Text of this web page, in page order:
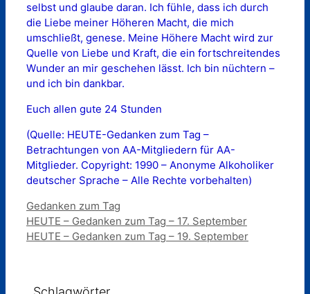
selbst und glaube daran. Ich fühle, dass ich durch
die Liebe meiner Höheren Macht, die mich
umschließt, genese. Meine Höhere Macht wird zur
Quelle von Liebe und Kraft, die ein fortschreitendes
Wunder an mir geschehen lässt. Ich bin nüchtern –
und ich bin dankbar.
Euch allen gute 24 Stunden
(Quelle: HEUTE-Gedanken zum Tag –
Betrachtungen von AA-Mitgliedern für AA-
Mitglieder. Copyright: 1990 – Anonyme Alkoholiker
deutscher Sprache – Alle Rechte vorbehalten)
Kategorien
Gedanken zum Tag
HEUTE – Gedanken zum Tag – 17. September
HEUTE – Gedanken zum Tag – 19. September